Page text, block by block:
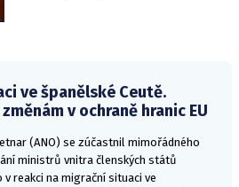
ve španělské Ceutě.
v ochraně hranic EU
(ANO) se zúčastnil mimořádného
ministrů vnitra členských států
reakci na migrační situaci ve